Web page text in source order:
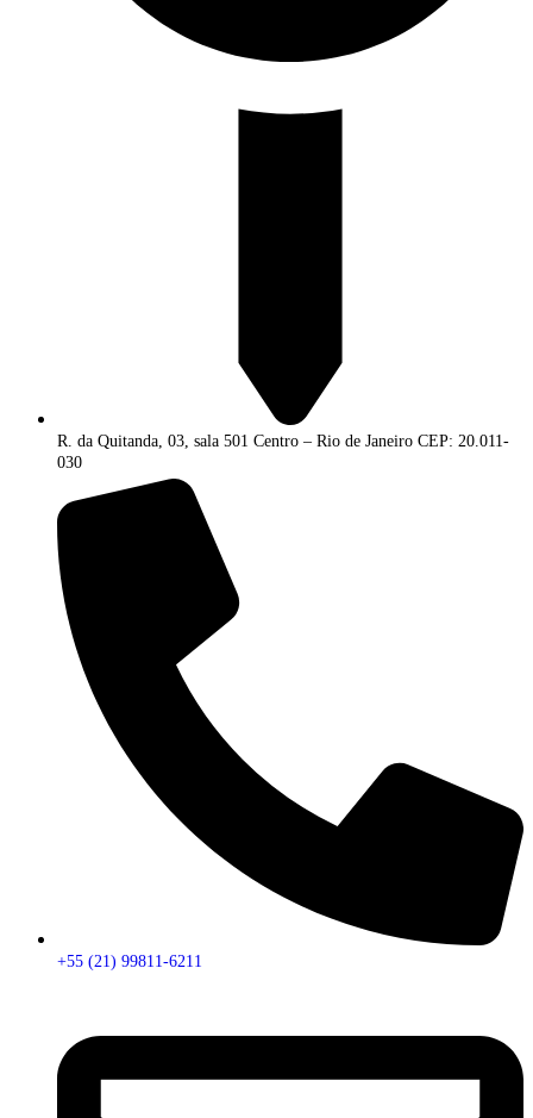
R. da Quitanda, 03, sala 501 Centro – Rio de Janeiro CEP: 20.011-
030
+55 (21) 99811-6211